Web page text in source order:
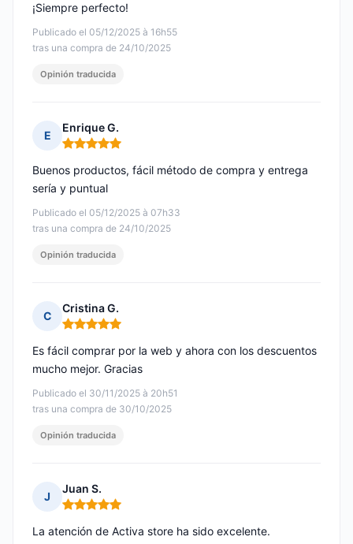
Publicado el 05/12/2025 à 16h55
tras una compra de 24/10/2025
¡Siempre perfecto!
Opinión traducida
E
Enrique G.
Nota: 5 de 5
Publicado el 05/12/2025 à 07h33
tras una compra de 24/10/2025
Buenos productos, fácil método de compra y entrega
sería y puntual
Opinión traducida
C
Cristina G.
Nota: 5 de 5
Publicado el 30/11/2025 à 20h51
tras una compra de 30/10/2025
Es fácil comprar por la web y ahora con los descuentos
mucho mejor. Gracias
Opinión traducida
J
Juan S.
Nota: 5 de 5
La atención de Activa store ha sido excelente.